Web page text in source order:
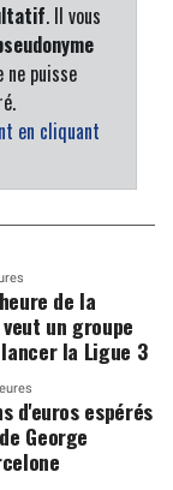
. Il vous
ne puisse
en cliquant
de la
un groupe
la Ligue 3
d'euros espérés
George